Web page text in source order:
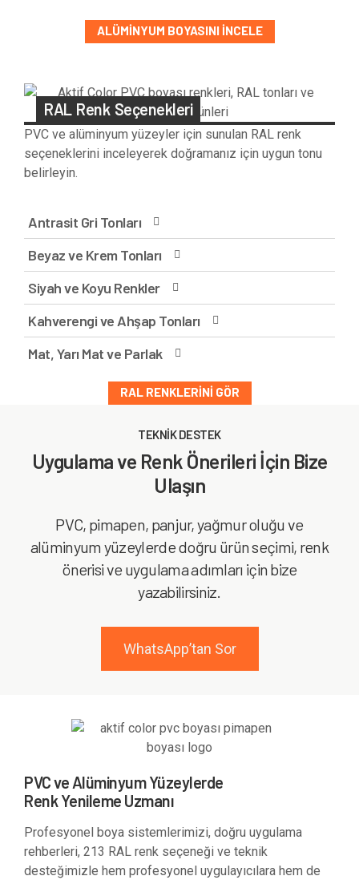
ALÜMINYUM BOYASINI İNCELE
RAL Renk Seçenekleri
PVC ve alüminyum yüzeyler için sunulan RAL renk
seçeneklerini inceleyerek doğramanız için uygun tonu
belirleyin.
Antrasit Gri Tonları
Beyaz ve Krem Tonları
Siyah ve Koyu Renkler
Kahverengi ve Ahşap Tonları
Mat, Yarı Mat ve Parlak
RAL RENKLERINI GÖR
TEKNİK DESTEK
Uygulama ve Renk Önerileri İçin Bize
Ulaşın
PVC, pimapen, panjur, yağmur oluğu ve
alüminyum yüzeylerde doğru ürün seçimi, renk
önerisi ve uygulama adımları için bize
yazabilirsiniz.
WhatsApp’tan Sor
PVC ve Alüminyum Yüzeylerde
Renk Yenileme Uzmanı
Profesyonel boya sistemlerimizi, doğru uygulama
rehberleri, 213 RAL renk seçeneği ve teknik
desteğimizle hem profesyonel uygulayıcılara hem de